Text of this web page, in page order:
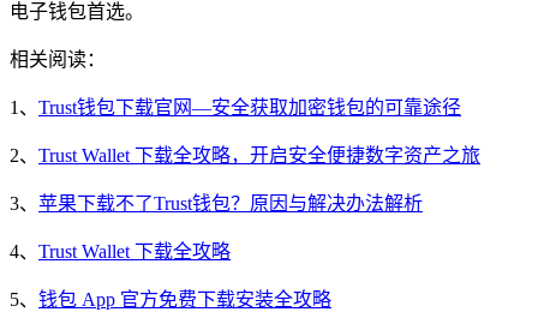
电子钱包首选。
相关阅读：
1、 Trust钱包下载官网—安全获取加密钱包的可靠途径
2、 Trust Wallet 下载全攻略，开启安全便捷数字资产之旅
3、 苹果下载不了Trust钱包？原因与解决办法解析
4、 Trust Wallet 下载全攻略
5、 钱包 App 官方免费下载安装全攻略